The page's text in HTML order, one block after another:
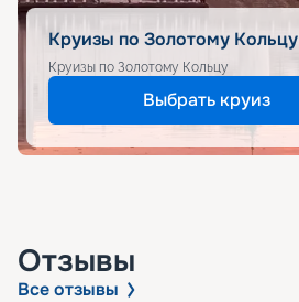
Круизы по Золотому Кольцу
Круизы по Золотому Кольцу
Выбрать круиз
Отзывы
Все отзывы